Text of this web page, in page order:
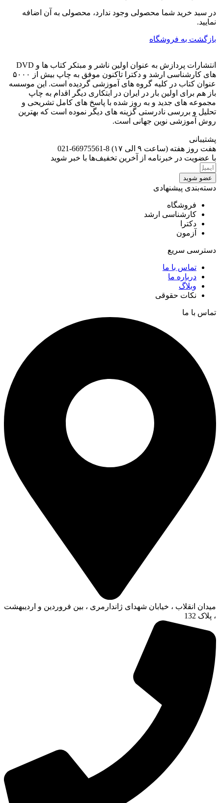
در سبد خرید شما محصولی وجود ندارد، محصولی به آن اضافه
نمایید.
بازگشت به فروشگاه
انتشارات پردازش به عنوان اولین ناشر و مبتکر کتاب ها و DVD
های کارشناسی ارشد و دکترا تاکنون موفق به چاپ بیش از ۵۰۰۰
عنوان کتاب در کلیه گروه های آموزشی گردیده است. این موسسه
باز هم برای اولین بار در ایران در ابتکاری دیگر اقدام به چاپ
مجموعه های جدید و به روز شده با پاسخ های کامل تشریحی و
تحلیل و بررسی نادرستی گزینه های دیگر نموده است که بهترین
روش آموزشی نوین جهانی است.
پشتیبانی
هفت روز هفته (ساعت ۹ الی ۱۷) 8-66975561-021
با عضویت در خبرنامه از آخرین تخفیف‌ها با خبر شوید
عضو شوید
دسته‌بندی پیشنهادی
فروشگاه
کارشناسی ارشد
دکترا
آزمون
دسترسی سریع
تماس با ما
درباره ما
وبلاگ
نکات حقوقی
تماس با ما
میدان انقلاب ، خیابان شهدای ژاندارمری ، بین فروردین و اردیبهشت
، پلاک 132